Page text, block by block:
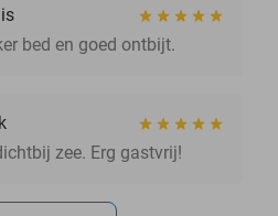
bed en goed ontbijt.
zee. Erg gastvrij!